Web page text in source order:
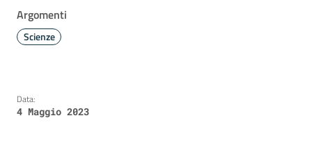
Argomenti
Scienze
Data:
4 Maggio 2023